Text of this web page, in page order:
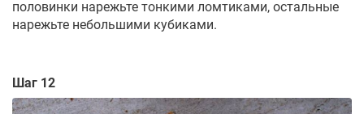
половинки нарежьте тонкими ломтиками, остальные
нарежьте небольшими кубиками.
Шаг 12